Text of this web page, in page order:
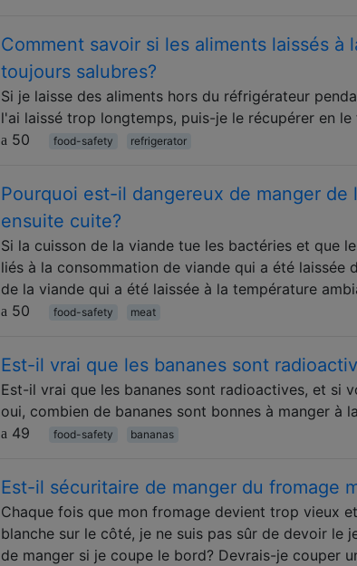
Comment savoir si les aliments laissés à
toujours salubres?
Si je laisse des aliments hors du réfrigérateur
l'ai laissé trop longtemps, puis-je le récupérer en
50
food-safety refrigerator
Pourquoi est-il dangereux de manger
ensuite cuite?
Si la cuisson de la viande tue les bactéries et que
liés à la consommation de viande qui a été
de la viande qui a été laissée à la température
50
food-safety meat
Est-il vrai que les bananes sont
Est-il vrai que les bananes sont radioactives, et si
oui, combien de bananes sont bonnes à manger à
49
food-safety bananas
Est-il sécuritaire de manger du fromage
Chaque fois que mon fromage devient trop vieux
blanche sur le côté, je ne suis pas sûr de devoir le
de manger si je coupe le bord? Devrais-je couper